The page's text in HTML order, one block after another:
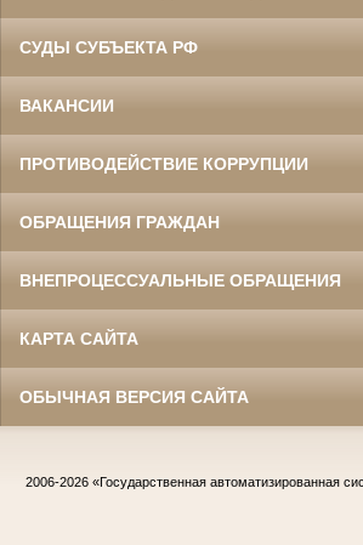
СУДЫ СУБЪЕКТА РФ
ВАКАНСИИ
ПРОТИВОДЕЙСТВИЕ КОРРУПЦИИ
ОБРАЩЕНИЯ ГРАЖДАН
ВНЕПРОЦЕССУАЛЬНЫЕ ОБРАЩЕНИЯ
КАРТА САЙТА
ОБЫЧНАЯ ВЕРСИЯ САЙТА
2006-2026 «Государственная автоматизированная